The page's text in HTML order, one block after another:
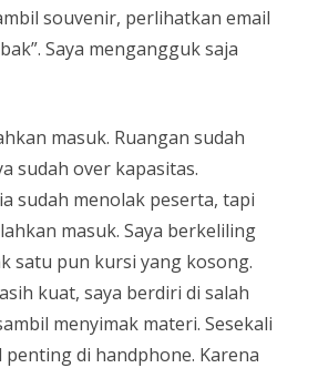
souvenir, perlihatkan email
Saya mengangguk saja
masuk. Ruangan sudah
sudah over kapasitas.
sudah menolak peserta, tapi
masuk. Saya berkeliling
satu pun kursi yang kosong.
kuat, saya berdiri di salah
menyimak materi. Sesekali
penting di handphone. Karena